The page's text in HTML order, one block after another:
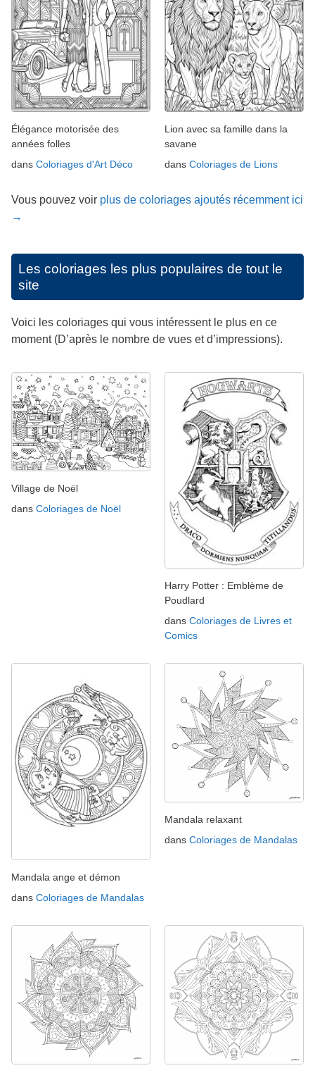
Élégance motorisée des
années folles
dans Coloriages d'Art Déco
Lion avec sa famille dans la
savane
dans Coloriages de Lions
Vous pouvez voir plus de coloriages ajoutés récemment ici
→
Les coloriages les plus populaires de tout le
site
Voici les coloriages qui vous intéressent le plus en ce
moment (D’après le nombre de vues et d’impressions).
Village de Noël
dans Coloriages de Noël
Harry Potter : Emblème de
Poudlard
dans Coloriages de Livres et
Comics
Mandala ange et démon
dans Coloriages de Mandalas
Mandala relaxant
dans Coloriages de Mandalas